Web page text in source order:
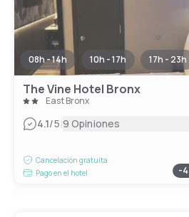
08h - 14h 10h - 17h 17h - 23h
The Vine Hotel Bronx
East Bronx
4.1/5|9 Opiniones
Cancelación gratuita
Pago en el hotel
-